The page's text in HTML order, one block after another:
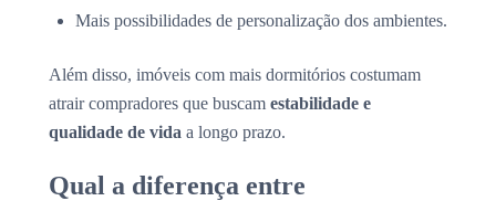
Mais possibilidades de personalização dos ambientes.
Além disso, imóveis com mais dormitórios costumam
atrair compradores que buscam estabilidade e
qualidade de vida a longo prazo.
Qual a diferença entre